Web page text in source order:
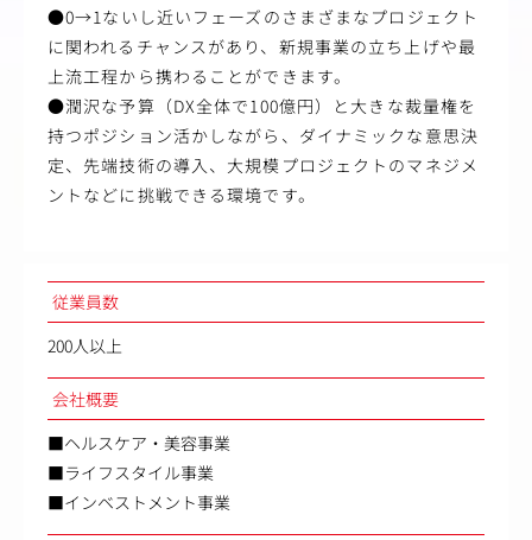
●0→1ないし近いフェーズのさまざまなプロジェクト
に関われるチャンスがあり、新規事業の立ち上げや最
上流工程から携わることができます。
●潤沢な予算（DX全体で100億円）と大きな裁量権を
持つポジション活かしながら、ダイナミックな意思決
定、先端技術の導入、大規模プロジェクトのマネジメ
ントなどに挑戦できる環境です。
従業員数
200人以上
会社概要
■ヘルスケア・美容事業
■ライフスタイル事業
■インベストメント事業